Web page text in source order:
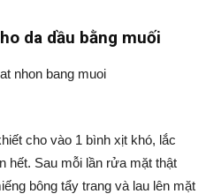
da dầu bằng muối
cho vào 1 bình xịt khó, lắc
hết. Sau mỗi lần rửa mặt thật
bông tẩy trang và lau lên mặt